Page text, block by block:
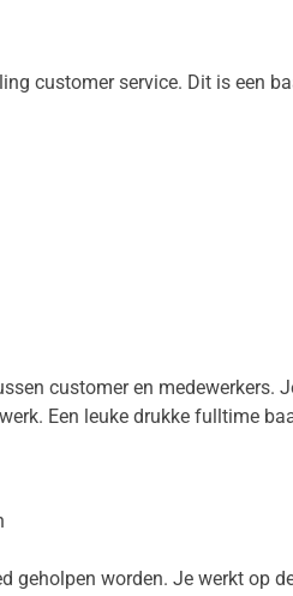
customer service. Dit is een
customer en medewerkers.
Een leuke drukke fulltime
geholpen worden. Je werkt op